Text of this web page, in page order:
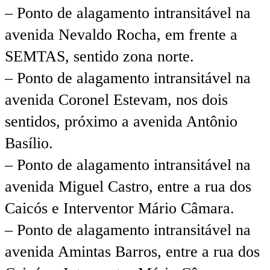
– Ponto de alagamento intransitável na
avenida Nevaldo Rocha, em frente a
SEMTAS, sentido zona norte.
– Ponto de alagamento intransitável na
avenida Coronel Estevam, nos dois
sentidos, próximo a avenida Antônio
Basílio.
– Ponto de alagamento intransitável na
avenida Miguel Castro, entre a rua dos
Caicós e Interventor Mário Câmara.
– Ponto de alagamento intransitável na
avenida Amintas Barros, entre a rua dos